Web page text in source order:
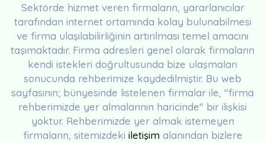
Sektörde hizmet veren firmaların, yararlanıcılar
tarafından internet ortamında kolay bulunabilmesi
ve firma ulaşılabilirliğinin artırılması temel amacını
taşımaktadır. Firma adresleri genel olarak firmaların
kendi istekleri doğrultusunda bize ulaşmaları
sonucunda rehberimize kaydedilmiştir. Bu web
sayfasının; bünyesinde listelenen firmalar ile, "firma
rehberimizde yer almalarının haricinde" bir ilişkisi
yoktur. Rehberimizde yer almak istemeyen
firmaların, sitemizdeki iletişim alanından bizlere